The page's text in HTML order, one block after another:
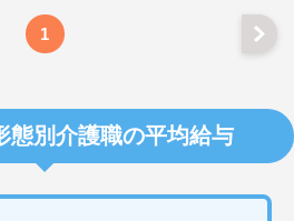
1
態別介護職の平均給与